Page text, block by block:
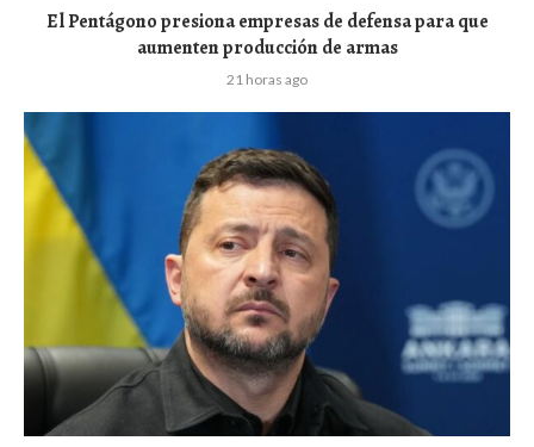
El Pentágono presiona empresas de defensa para que
aumenten producción de armas
21 horas ago